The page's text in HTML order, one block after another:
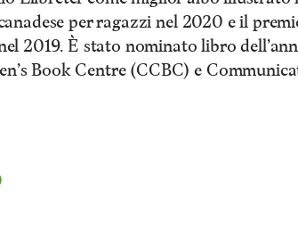
per ragazzi nel 2020 e il
2019. È stato nominato libro
Book Centre (CCBC) e